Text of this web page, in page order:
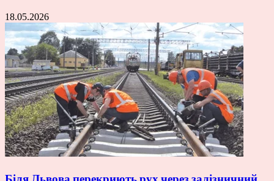
18.05.2026